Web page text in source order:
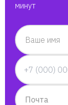
минут
Ваше имя
Почта